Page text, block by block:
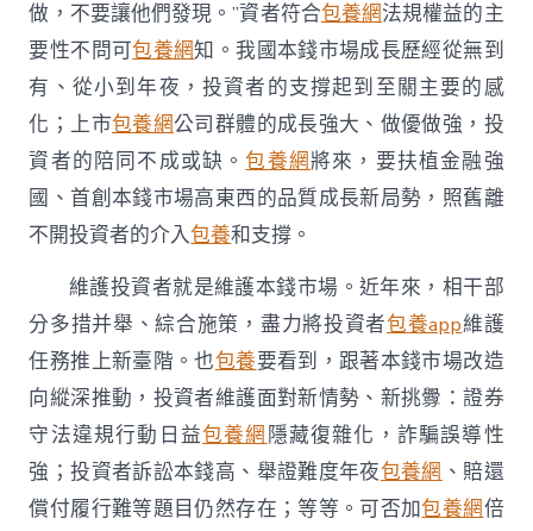
法
規
權
益〉
中
做，不要讓他們發現。”資者符合包養網法規權益的主
要性不問可包養網知。我國本錢市場成長歷經從無到
有、從小到年夜，投資者的支撐起到至關主要的感
化；上市包養網公司群體的成長強大、做優做強，投
資者的陪同不成或缺。包養網將來，要扶植金融強
國、首創本錢市場高東西的品質成長新局勢，照舊離
不開投資者的介入包養和支撐。
維護投資者就是維護本錢市場。近年來，相干部
分多措并舉、綜合施策，盡力將投資者包養app維護
任務推上新臺階。也包養要看到，跟著本錢市場改造
向縱深推動，投資者維護面對新情勢、新挑釁：證券
守法違規行動日益包養網 隱藏復雜化，詐騙誤導性
強；投資者訴訟本錢高、舉證難度年夜包養網 、賠還
償付履行難等題目仍然存在；等等。可否加包養網倍